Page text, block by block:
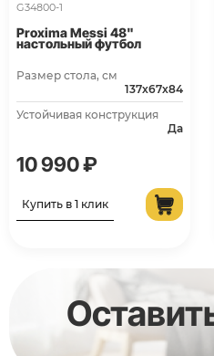
G34800-1
Proxima Messi 48"
настольный футбол
Размер стола, см
137х67х84
Устойчивая конструкция
Да
10 990 ₽
Купить в 1 клик